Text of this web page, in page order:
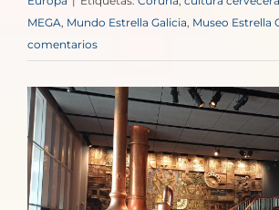
MEGA, Mundo Estrella Galicia, Museo Estrella
comentarios
Ver
imagen
más
grande